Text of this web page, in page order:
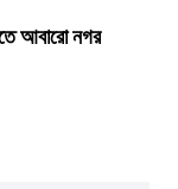
আবারো নগর